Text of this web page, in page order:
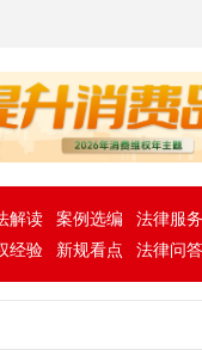
解读 案例选编 法律服务
经验 新规看点 法律问答